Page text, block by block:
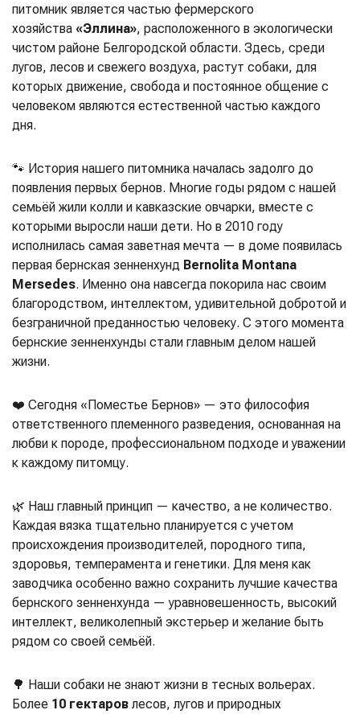
питомник является частью фермерского
хозяйства «Эллина», расположенного в экологически
чистом районе Белгородской области. Здесь, среди
лугов, лесов и свежего воздуха, растут собаки, для
которых движение, свобода и постоянное общение с
человеком являются естественной частью каждого
дня.
🐾 История нашего питомника началась задолго до
появления первых бернов. Многие годы рядом с нашей
семьёй жили колли и кавказские овчарки, вместе с
которыми выросли наши дети. Но в 2010 году
исполнилась самая заветная мечта — в доме появилась
первая бернская зенненхунд Bernolita Montana
Mersedes. Именно она навсегда покорила нас своим
благородством, интеллектом, удивительной добротой и
безграничной преданностью человеку. С этого момента
бернские зенненхунды стали главным делом нашей
жизни.
❤️ Сегодня «Поместье Бернов» — это философия
ответственного племенного разведения, основанная на
любви к породе, профессиональном подходе и уважении
к каждому питомцу.
🌿 Наш главный принцип — качество, а не количество.
Каждая вязка тщательно планируется с учетом
происхождения производителей, породного типа,
здоровья, темперамента и генетики. Для меня как
заводчика особенно важно сохранить лучшие качества
бернского зенненхунда — уравновешенность, высокий
интеллект, великолепный экстерьер и желание быть
рядом со своей семьёй.
🌳 Наши собаки не знают жизни в тесных вольерах.
Более 10 гектаров лесов, лугов и природных